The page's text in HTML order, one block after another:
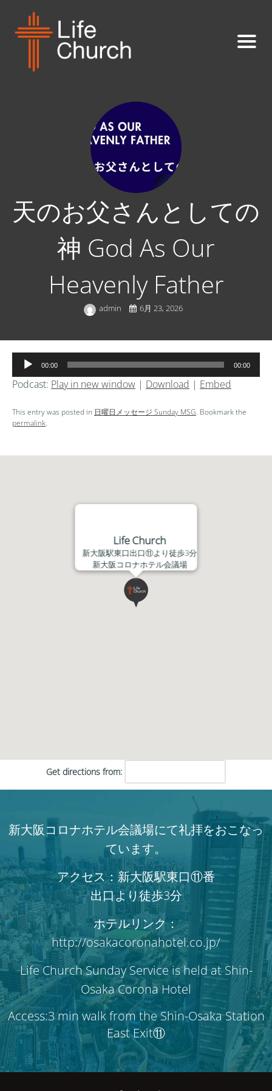
天のお父さんとしての
神 God As Our
Heavenly Father
admin 6月 23, 2026
声
プ
ー
00:00 00:00
Podcast: Play in new window | Download | Embed
This entry was posted in 日曜日メッセージ Sunday MSG. Bookmark the
permalink.
Life Church
新大阪駅東口出口⑪より徒歩3分
新大阪コロナホテル会議場
Get directions from:
新大阪コロナホテル会議場にて礼拝をおこなっ
ています。
アクセス：新大阪駅東口⑪番
出口より徒歩3分
ホテルリンク：
http://osakacoronahotel.co.jp/
Life Church Sunday Service is held at Shin-
Osaka Corona Hotel
Access:3 min walk from the Shin-Osaka Station
East Exit⑪